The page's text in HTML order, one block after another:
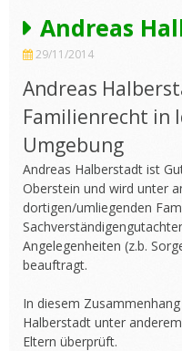
Andreas
29/11/2014
Andreas
Familienrecht in
Umgebung
Andreas Halberstadt ist
Oberstein und wird unter
dortigen/umliegenden
Angelegenheiten (z.b.
beauftragt.
In diesem
Halberstadt unter
Eltern überprüft.